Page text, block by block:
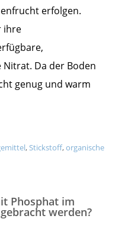
erfolgen.
ihre
Nitrat. Da der Boden
genug und warm
,Stickstoff,organische
Phosphat im
werden?